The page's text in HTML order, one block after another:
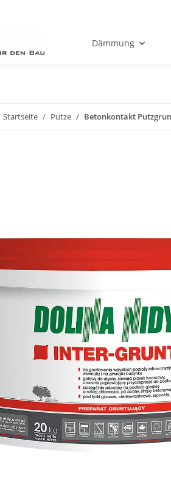
Dämmung
Startseite Putze Betonkontakt